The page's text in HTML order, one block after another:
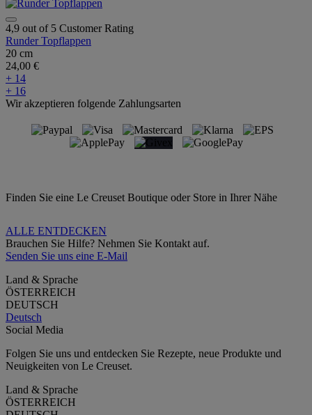
4,9 out of 5 Customer Rating
Runder Topflappen
20 cm
24,00 €
+ 14
+ 16
Wir akzeptieren folgende Zahlungsarten
Finden Sie eine Le Creuset Boutique oder Store in Ihrer Nähe
ALLE ENTDECKEN
Brauchen Sie Hilfe? Nehmen Sie Kontakt auf.
Senden Sie uns eine E-Mail
Land & Sprache
ÖSTERREICH
DEUTSCH
Deutsch
Social Media
Folgen Sie uns und entdecken Sie Rezepte, neue Produkte und
Neuigkeiten von Le Creuset.
Land & Sprache
ÖSTERREICH